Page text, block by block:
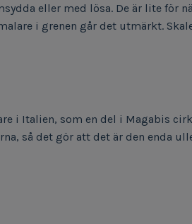
eller med lösa. De är lite för
i grenen går det utmärkt.
i Italien, som en del i Magabis
så det gör att det är den enda